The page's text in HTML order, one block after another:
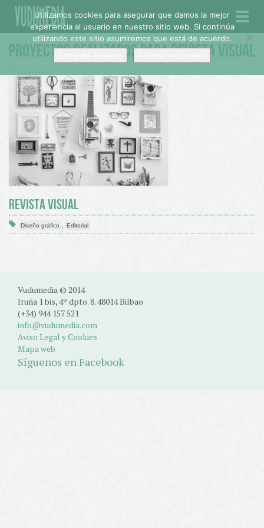
PROYECTOS REALIZADOS PARA REVISTA VISUAL
REVISTA VISUAL
Diseño gráfico , Editorial
Vudumedia © 2014
Iruña 1 bis, 4º dpto. 8. 48014 Bilbao
(+34) 944 157 521
info@vudumedia.com
Aviso Legal y Cookies
Mapa web
Síguenos en Facebook
Utilizamos cookies para asegurar que damos la mejor
experiencia al usuario en nuestro sitio web. Si continúa
utilizando este sitio asumiremos que está de acuerdo.